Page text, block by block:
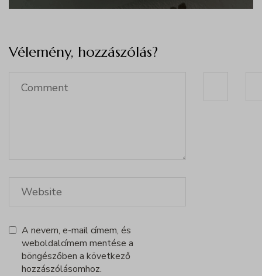
Vélemény, hozzászólás?
A nevem, e-mail címem, és
weboldalcímem mentése a
böngészőben a következő
hozzászólásomhoz.